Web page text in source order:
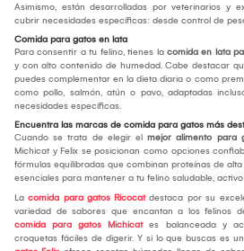
Asimismo, están desarrolladas por veterinarios y
cubrir necesidades específicas: desde control de
Comida para gatos en lata
Para consentir a tu felino, tienes la comida en lata
y con alto contenido de humedad. Cabe destacar
puedes complementar en la dieta diaria o como
como pollo, salmón, atún o pavo, adaptadas
necesidades específicas.
Encuentra las marcas de comida para gatos más
Cuando se trata de elegir el mejor alimento para
Michicat y Felix se posicionan como opciones
fórmulas equilibradas que combinan proteínas de
esenciales para mantener a tu felino saludable, activo
La comida para gatos Ricocatdestaca por su
variedad de sabores que encantan a los felinos
comida para gatos Michicates balanceada y
croquetas fáciles de digerir. Y si lo que buscas es